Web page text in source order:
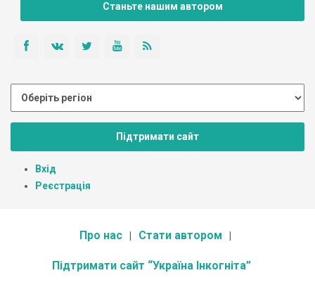
Станьте нашим автором
Підтримати сайт
Вхід
Реєстрація
Про нас Стати автором
Підтримати сайт “Україна Інкогніта”